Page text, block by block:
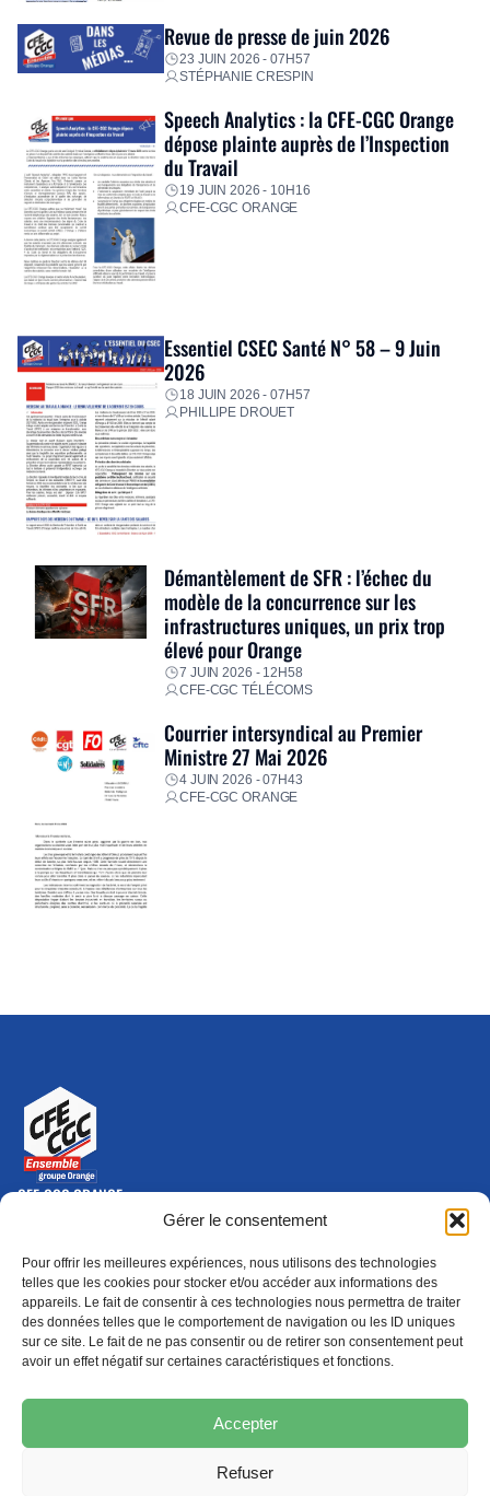
Gérer le consentement
Pour offrir les meilleures expériences, nous utilisons des technologies
telles que les cookies pour stocker et/ou accéder aux informations des
appareils. Le fait de consentir à ces technologies nous permettra de traiter
des données telles que le comportement de navigation ou les ID uniques
sur ce site. Le fait de ne pas consentir ou de retirer son consentement peut
avoir un effet négatif sur certaines caractéristiques et fonctions.
Accepter
Refuser
Revue de presse de juin 2026
23 JUIN 2026 - 07H57
STÉPHANIE CRESPIN
Speech Analytics : la CFE-CGC Orange
dépose plainte auprès de l’Inspection
du Travail
19 JUIN 2026 - 10H16
CFE-CGC ORANGE
Essentiel CSEC Santé N° 58 – 9 Juin
2026
18 JUIN 2026 - 07H57
PHILLIPE DROUET
Démantèlement de SFR : l’échec du
modèle de la concurrence sur les
infrastructures uniques, un prix trop
élevé pour Orange
7 JUIN 2026 - 12H58
CFE-CGC TÉLÉCOMS
Courrier intersyndical au Premier
Ministre 27 Mai 2026
4 JUIN 2026 - 07H43
CFE-CGC ORANGE
CFE-CGC ORANGE
10-12 rue Saint Amand, 75015 Paris Cedex 15
Nous contacter
01 46 79 28 74
S'ABONNER(NOUVELLE FENÊTRE)
ADHÉRER
Épargne
(nouvelle fenêtre) Formation
(nouvelle fenêtre)